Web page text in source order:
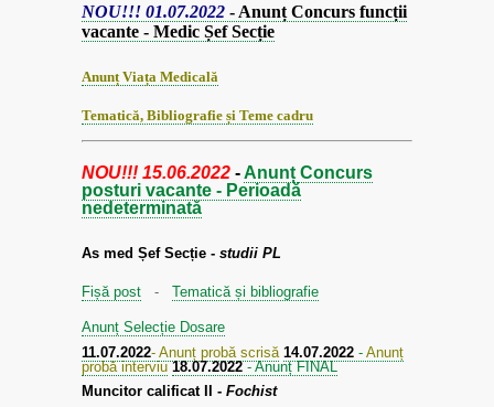
NOU!!! 01.07.2022 - Anunț Concurs funcții
vacante - Medic Șef Secție
Anunț Viața Medicală
Tematică, Bibliografie și Teme cadru
NOU!!! 15.06.2022 -Anunț Concurs
posturi vacante - Perioadă
nedeterminată
As med Șef Secție - studii PL
Fișă post - Tematică și bibliografie
Anunț Selecție Dosare
11.07.2022- Anunț probă scrisă 14.07.2022 - Anunț
probă interviu 18.07.2022- Anunț FINAL
Muncitor calificat II - Fochist